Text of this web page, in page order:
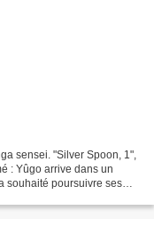
sensei. "Silver Spoon, 1",
: Yûgo arrive dans un
souhaité poursuivre ses